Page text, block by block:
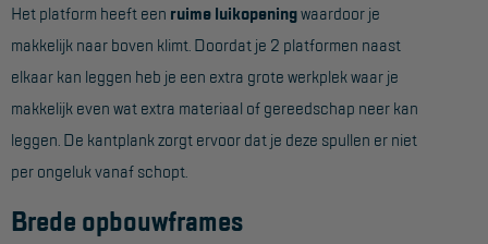
Projectvoorbeelden
KEURING
Keuring en Inspectie
Ladders en trappen
Steigers
Het platform heeft een ruime luikopeningwaardoor je
makkelijk naar boven klimt. Doordat je 2 platformen naast
elkaar kan leggen heb je een extra grote werkplek waar je
makkelijk even wat extra materiaal of gereedschap neer kan
leggen. De kantplank zorgt ervoor dat je deze spullen er niet
per ongeluk vanaf schopt.
Brede opbouwframes